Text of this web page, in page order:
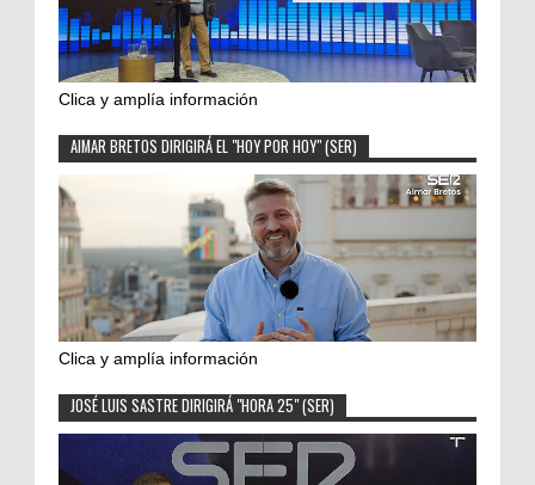
Clica y amplía información
AIMAR BRETOS DIRIGIRÁ EL "HOY POR HOY" (SER)
Clica y amplía información
JOSÉ LUIS SASTRE DIRIGIRÁ "HORA 25" (SER)